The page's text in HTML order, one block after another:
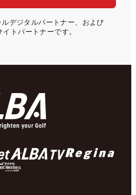
デジタルパートナー、および
トパートナーです。